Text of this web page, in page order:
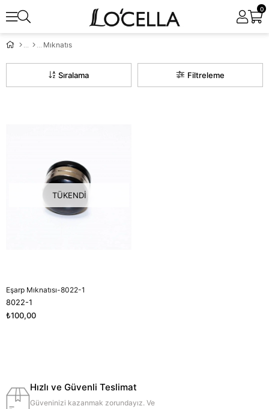
0
Mıknatıs
Filtreleme
Sıralama
TÜKENDI
Eşarp Mıknatısı-8022-1
8022-1
₺100,00
Hızlı ve Güvenli Teslimat
Güveninizi kazanmak zorundayız. Ve